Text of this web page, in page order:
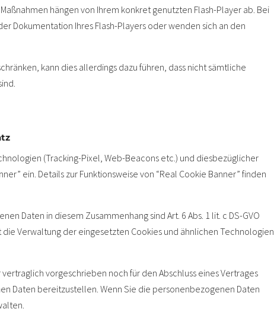
hängen von Ihrem konkret genutzten Flash-Player ab. Bei
Dokumentation Ihres Flash-Players oder wenden sich an den
kann dies allerdings dazu führen, dass nicht sämtliche
(Tracking-Pixel, Web-Beacons etc.) und diesbezüglicher
ein. Details zur Funktionsweise von “Real Cookie Banner” finden
Daten in diesem Zusammenhang sind Art. 6 Abs. 1 lit. c DS-GVO
die Verwaltung der eingesetzten Cookies und ähnlichen Technologien
vorgeschrieben noch für den Abschluss eines Vertrages
Daten bereitzustellen. Wenn Sie die personenbezogenen Daten